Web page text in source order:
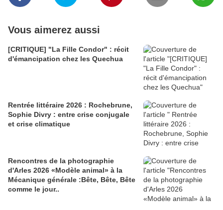
Vous aimerez aussi
[CRITIQUE] "La Fille Condor" : récit
d'émancipation chez les Quechua
Rentrée littéraire 2026 : Rochebrune,
Sophie Divry : entre crise conjugale
et crise climatique
Rencontres de la photographie
d'Arles 2026 «Modèle animal» à la
Mécanique générale :Bête, Bête, Bête
comme le jour..